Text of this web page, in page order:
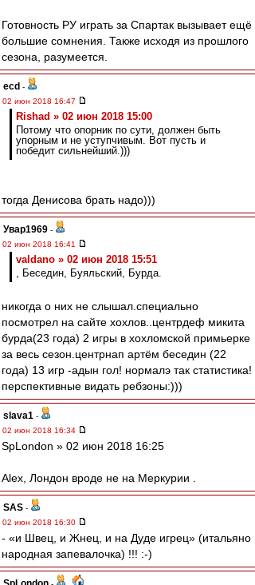
Готовность РУ играть за Спартак вызывает ещё
большие сомнения. Также исходя из прошлого
сезона, разумеется.
ecd -
02 июн 2018 16:47
Rishad » 02 июн 2018 15:00
Потому что опорник по сути, должен быть
упорным и не уступчивым. Вот пусть и
победит сильнейший.)))
тогда Денисова брать надо)))
Увар1969 -
02 июн 2018 16:41
valdano » 02 июн 2018 15:51
, Беседин, Буяльский, Бурда.
никогда о них не слышал.специально
посмотрел на сайте хохлов..центрдеф микита
бурда(23 года) 2 игры в хохломской примьерке
за весь сезон.центрнап артём беседин (22
года) 13 игр -адын гол! нормалэ так статистика!
перспективные видать ребзоны:)))
slava1 -
02 июн 2018 16:34
SpLondon » 02 июн 2018 16:25
Аlex, Лондон вроде не на Меркурии .
SAS -
02 июн 2018 16:30
- «и Швец, и Жнец, и на Дуде игрец» (итальяно
народная запевалочка) !!! :-)